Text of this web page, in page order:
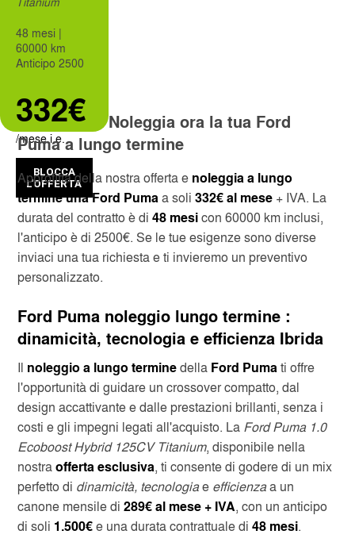
CUSTOMER SERVICE
SKIP THE LINE
MONTHLY RENTAL
CAGLIARI
MILAN LINATE
MILAN CENTRAL STATION
NAPLES INTERNATIONAL AIRPORT
OBIA COSTA SMERALDA
48 mesi |
60000 km
Anticipo 2500
332€
/mese i.e.
BLOCCA
L'OFFERTA
Noleggia ora la tua Ford
Puma a lungo termine
Approfitta della nostra offerta e noleggia a lungo
termine una Ford Pumaa soli332€ al mese + IVA. La
durata del contratto è di48 mesicon 60000 km inclusi,
l'anticipo è di 2500€. Se le tue esigenze sono diverse
inviaci una tua richiesta e ti invieremo un preventivo
personalizzato.
Ford Puma noleggio lungo termine :
dinamicità, tecnologia e efficienza Ibrida
Il noleggio a lungo terminedella Ford Pumati offre
l'opportunità di guidare un crossover compatto, dal
design accattivante e dalle prestazioni brillanti, senza i
costi e gli impegni legati all'acquisto. La Ford Puma 1.0
Ecoboost Hybrid 125CV Titanium, disponibile nella
nostraofferta esclusiva, ti consente di godere di un mix
perfetto di dinamicità, tecnologiae efficienzaa un
canone mensile di289€ al mese + IVA, con un anticipo
di soli 1.500€e una durata contrattuale di48 mesi.